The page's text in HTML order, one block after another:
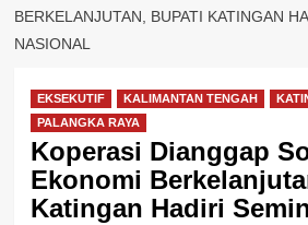
BERKELANJUTAN, BUPATI KATINGAN
NASIONAL
EKSEKUTIF KALIMANTAN TENGAH
PALANGKA RAYA
Koperasi Dianggap
Ekonomi
Katingan Hadiri